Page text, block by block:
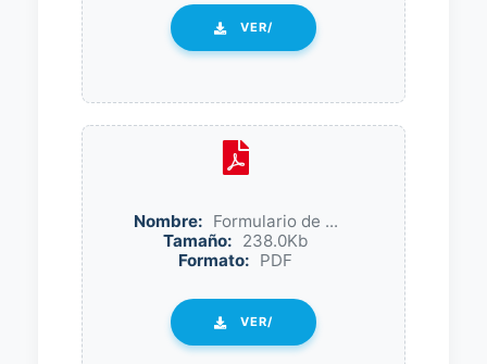
VER/
Nombre: Formulario de ...
Tamaño: 238.0Kb
Formato: PDF
VER/